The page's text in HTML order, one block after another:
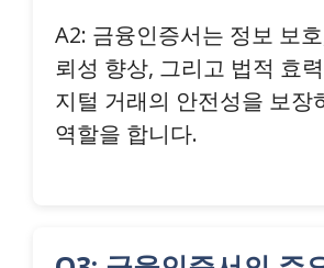
A2: 금융인증서는 정보 보
뢰성 향상, 그리고 법적 효
지털 거래의 안전성을 보장
역할을 합니다.